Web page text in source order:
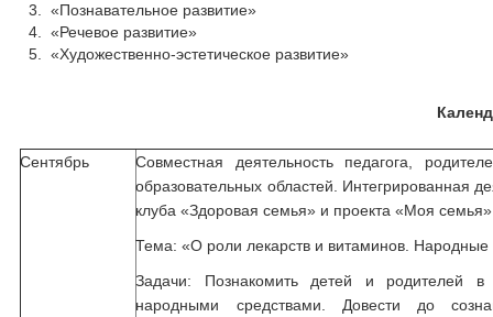
«Познавательное развитие»
«Речевое развитие»
«Художественно-эстетическое развитие»
Сентябрь
Совместная деятельность педагога,
образовательных областей. Интегрированная
клуба «Здоровая семья» и проекта «Моя
Тема: «О роли лекарств и витаминов.
Задачи: Познакомить детей и родителей
народными средствами. Довести до